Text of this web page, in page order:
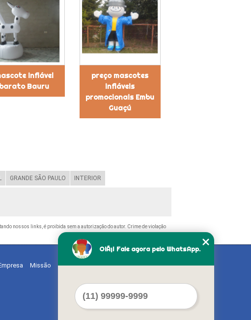
inflável
barato Bauru
preço mascotes
infláveis
promocionais Embu
Guaçú
GRANDE SÃO PAULO INTERIOR
nossos links, é proibida sem a autorização do autor. Crime de violação
Missão Serviços Contato Mapa do site
OlÃ¡! Fale agora pelo WhatsApp.